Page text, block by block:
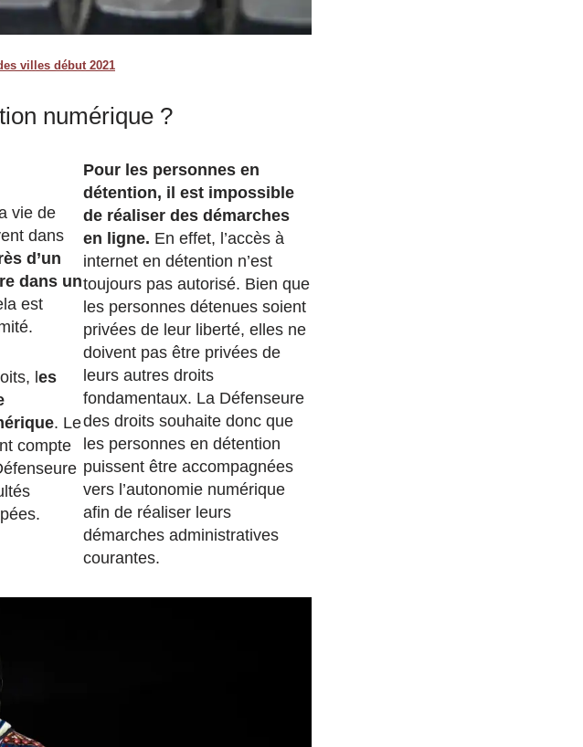
villes début 2021
numérique ?
vie de
dans
d’un
dans un
est
l es
. Le
compte
Pour les personnes en
détention, il est impossible
de réaliser des démarches
en ligne. En effet, l’accès à
internet en détention n’est
toujours pas autorisé. Bien que
les personnes détenues soient
privées de leur liberté, elles ne
doivent pas être privées de
leurs autres droits
fondamentaux. La Défenseure
des droits souhaite donc que
les personnes en détention
puissent être accompagnées
vers l’autonomie numérique
afin de réaliser leurs
démarches administratives
courantes.